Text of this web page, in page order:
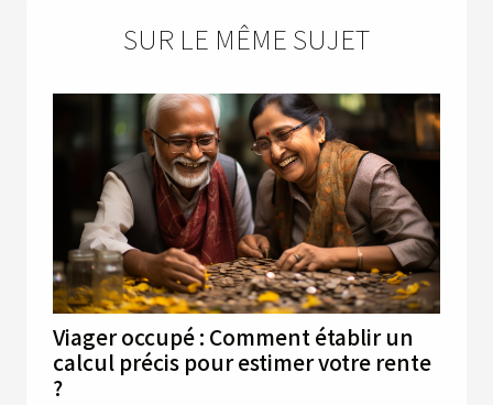
SUR LE MÊME SUJET
Viager occupé : Comment établir un
calcul précis pour estimer votre rente
?